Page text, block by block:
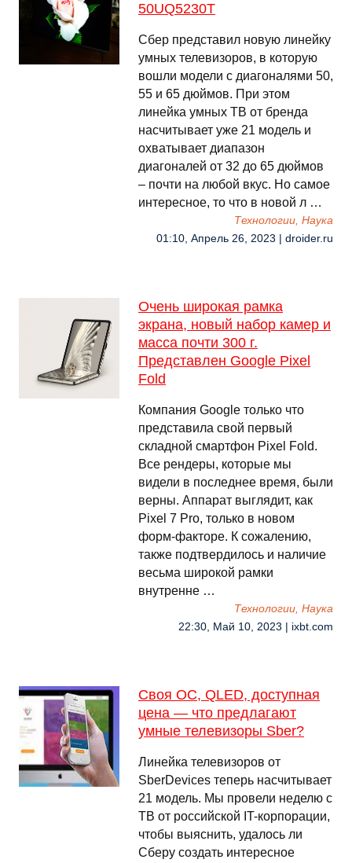
50UQ5230T
Сбер представил новую линейку
умных телевизоров, в которую
вошли модели с диагоналями 50,
55 и 65 дюймов. При этом
линейка умных ТВ от бренда
насчитывает уже 21 модель и
охватывает диапазон
диагоналей от 32 до 65 дюймов
– почти на любой вкус. Но самое
интересное, то что в новой л …
Технологии, Наука
01:10, Апрель 26, 2023 | droider.ru
Очень широкая рамка
экрана, новый набор камер и
масса почти 300 г.
Представлен Google Pixel
Fold
Компания Google только что
представила свой первый
складной смартфон Pixel Fold.
Все рендеры, которые мы
видели в последнее время, были
верны. Аппарат выглядит, как
Pixel 7 Pro, только в новом
форм-факторе. К сожалению,
также подтвердилось и наличие
весьма широкой рамки
внутренне …
Технологии, Наука
22:30, Май 10, 2023 | ixbt.com
Своя ОС, QLED, доступная
цена — что предлагают
умные телевизоры Sber?
Линейка телевизоров от
SberDevices теперь насчитывает
21 модель. Мы провели неделю с
ТВ от российской IT-корпорации,
чтобы выяснить, удалось ли
Сберу создать интересное